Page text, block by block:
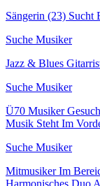
Sängerin (23) Sucht
Suche Musiker
Jazz & Blues
Suche Musiker
Ü70 Musiker
Musik Steht Im
Suche Musiker
Mitmusiker Im
Harmonisches Duo